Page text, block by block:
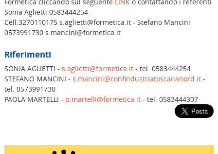
Sonia Aglietti 0583444254 -
Cell.3270110175 s.aglietti@formetica.it - Stefano Mancini
0573991730 s.mancini@formetica.it
Riferimenti
SONIA AGLIETTI - s.aglietti@formetica.it- tel. 0583444254
STEFANO MANCINI - s.mancini@confindustriatoscananord.it-
tel. 0573991730
PAOLA MARTELLI - p.martelli@formetica.it- tel. 0583444307